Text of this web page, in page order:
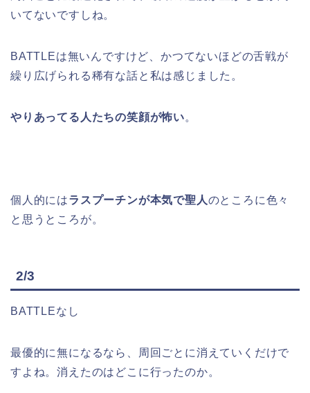
いてないですしね。
BATTLEは無いんですけど、かつてないほどの舌戦が
繰り広げられる稀有な話と私は感じました。
やりあってる人たちの笑顔が怖い。
個人的にはラスプーチンが本気で聖人のところに色々
と思うところが。
2/3
BATTLEなし
最優的に無になるなら、周回ごとに消えていくだけで
すよね。消えたのはどこに行ったのか。